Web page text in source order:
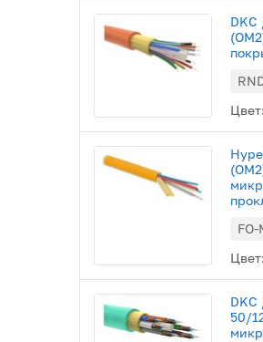
Цвет:
Цвет:
DKC
50/